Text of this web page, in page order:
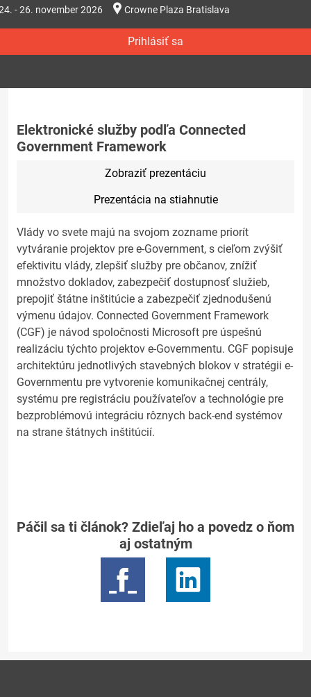
- 26. november 2026 Crowne Plaza Bratislava
Prihlásiť sa
Elektronické služby podľa Connected
Government Framework
Zobraziť prezentáciu
Prezentácia na stiahnutie
Vlády vo svete majú na svojom zozname priorít
vytváranie projektov pre e-Government, s cieľom zvýšiť
efektivitu vlády, zlepšiť služby pre občanov, znížiť
množstvo dokladov, zabezpečiť dostupnosť služieb,
prepojiť štátne inštitúcie a zabezpečiť zjednodušenú
výmenu údajov. Connected Government Framework
(CGF) je návod spoločnosti Microsoft pre úspešnú
realizáciu týchto projektov e-Governmentu. CGF popisuje
architektúru jednotlivých stavebných blokov v stratégii e-
Governmentu pre vytvorenie komunikačnej centrály,
systému pre registráciu používateľov a technológie pre
bezproblémovú integráciu rôznych back-end systémov
na strane štátnych inštitúcií.
Páčil sa ti článok? Zdieľaj ho a povedz o ňom
aj ostatným